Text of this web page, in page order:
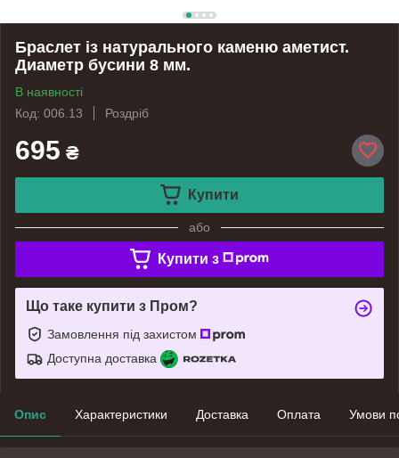
Браслет із натурального каменю аметист.
Диаметр бусини 8 мм.
В наявності
Код: 006.13
Роздріб
695 ₴
Купити
або
Купити з
Що таке купити з Пром?
Замовлення під захистом
Доступна доставка
Опис Характеристики Доставка Оплата Умови